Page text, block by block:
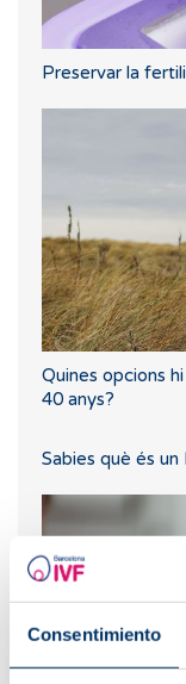
Consentimiento
Preservar la
Quines opcions
40 anys?
Sabies què és un